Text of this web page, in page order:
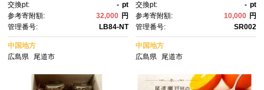
交換pt: - pt
参考寄附額:
32,000 円
管理番号:
LB84-NT
中国地方
広島県
尾道市
交換pt: - pt
参考寄附額:
10,000 円
管理番号:
SR002
中国地方
広島県
尾道市